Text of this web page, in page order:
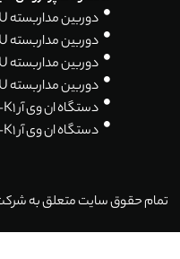
دوربین مداربسته DS-2CD1023G2-LIU
دوربین مداربسته DS-2CD1043G2-LIU
دوربین مداربسته DS-2CD1123G2-LIU
دوربین مداربسته DS-2CD1143G2-LIU
دستگاه ان وی آر DS-7608NXI-K1
دستگاه ان وی آر DS-7604NXI-K1
تمام حقوق سایت متعلق به شرکت